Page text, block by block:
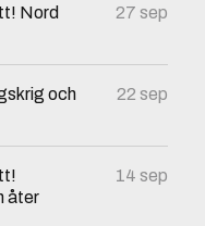
Nord
27 sep
och
22 sep
åter
14 sep